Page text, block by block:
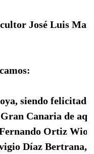
José Luis
siendo
Canaria de
Ortiz
Díaz Bertrana,